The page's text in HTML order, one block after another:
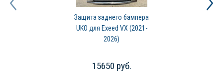
Защита заднего бампера
UKO для Exeed VX (2021-
2026)
15650 руб.